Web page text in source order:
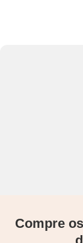
Compre